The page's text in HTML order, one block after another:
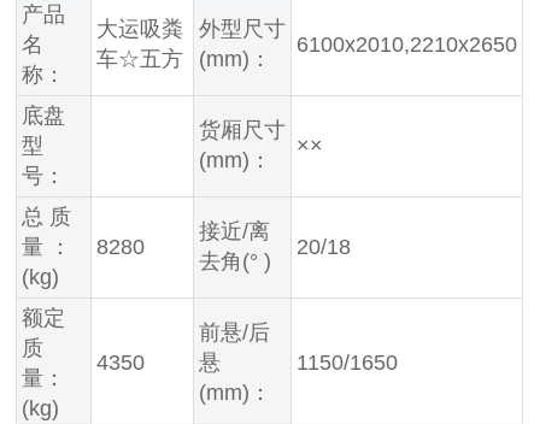
产品
名
称：
大运吸粪
车☆五方
外型尺寸
(mm)：
6100x2010,2210x2650
底盘
型
号：
货厢尺寸
(mm)：
××
总 质
量 ：
(kg)
8280
接近/离
去角(° )
20/18
额定
质
量：
(kg)
4350
前悬/后
悬
(mm)：
1150/1650